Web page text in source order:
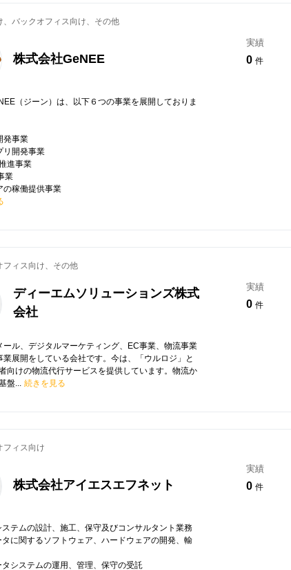
、バックオフィス向け、その他
株式会社GeNEE
実績
0 件
（ジーン）は、以下６つの事業を展開しておりま
発事業
リ開発事業
進事業
業
の稼働提供事業
フィス向け、その他
ディーエムソリューションズ株式
会社
実績
0 件
ール、デジタルマーケティング、EC事業、物流事業
業展開をしている会社です。今は、「ウルロジ」と
向けの物流代行サービスを提供しています。物流か
盤... 続きを見る
フィス向け
株式会社アイエスエフネット
実績
0 件
ステムの設計、施工、保守及びコンサルタント業務
に関するソフトウェア、ハードウェアの開発、輸
システムの運用、管理、保守の受託